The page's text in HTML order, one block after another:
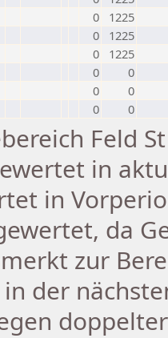
0
1225
0
1225
0
1225
0
0
0
0
0 0
Feld
in
in
da
zur
der